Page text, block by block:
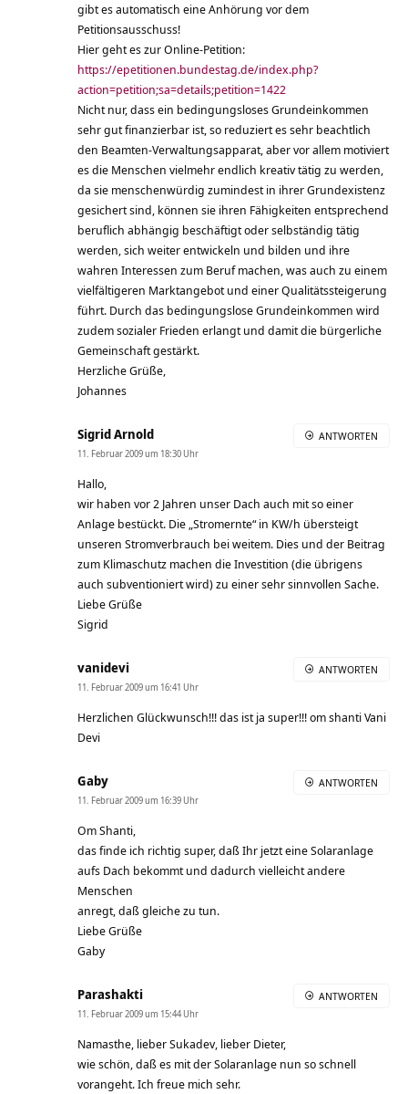
gibt es automatisch eine Anhörung vor dem
Petitionsausschuss!
Hier geht es zur Online-Petition:
https://epetitionen.bundestag.de/index.php?
action=petition;sa=details;petition=1422
Nicht nur, dass ein bedingungsloses Grundeinkommen
sehr gut finanzierbar ist, so reduziert es sehr beachtlich
den Beamten-Verwaltungsapparat, aber vor allem motiviert
es die Menschen vielmehr endlich kreativ tätig zu werden,
da sie menschenwürdig zumindest in ihrer Grundexistenz
gesichert sind, können sie ihren Fähigkeiten entsprechend
beruflich abhängig beschäftigt oder selbständig tätig
werden, sich weiter entwickeln und bilden und ihre
wahren Interessen zum Beruf machen, was auch zu einem
vielfältigeren Marktangebot und einer Qualitätssteigerung
führt. Durch das bedingungslose Grundeinkommen wird
zudem sozialer Frieden erlangt und damit die bürgerliche
Gemeinschaft gestärkt.
Herzliche Grüße,
Johannes
Sigrid Arnold
11. Februar 2009 um 18:30 Uhr
Hallo,
wir haben vor 2 Jahren unser Dach auch mit so einer
Anlage bestückt. Die „Stromernte“ in KW/h übersteigt
unseren Stromverbrauch bei weitem. Dies und der Beitrag
zum Klimaschutz machen die Investition (die übrigens
auch subventioniert wird) zu einer sehr sinnvollen Sache.
Liebe Grüße
Sigrid
ANTWORTEN
vanidevi
11. Februar 2009 um 16:41 Uhr
Herzlichen Glückwunsch!!! das ist ja super!!! om shanti Vani
Devi
ANTWORTEN
Gaby
11. Februar 2009 um 16:39 Uhr
Om Shanti,
das finde ich richtig super, daß Ihr jetzt eine Solaranlage
aufs Dach bekommt und dadurch vielleicht andere
Menschen
anregt, daß gleiche zu tun.
Liebe Grüße
Gaby
ANTWORTEN
Parashakti
11. Februar 2009 um 15:44 Uhr
Namasthe, lieber Sukadev, lieber Dieter,
wie schön, daß es mit der Solaranlage nun so schnell
vorangeht. Ich freue mich sehr.
ANTWORTEN